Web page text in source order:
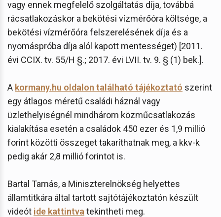
vagy ennek megfelelő szolgáltatás díja, továbbá
rácsatlakozáskor a bekötési vízmérőóra költsége, a
bekötési vízmérőóra felszerelésének díja és a
nyomáspróba díja alól kapott mentességet) [2011.
évi CCIX. tv. 55/H §.; 2017. évi LVII. tv. 9. § (1) bek.].
A kormany.hu oldalon található tájékoztató szerint
egy átlagos méretű családi háznál vagy
üzlethelyiségnél mindhárom közműcsatlakozás
kialakítása esetén a családok 450 ezer és 1,9 millió
forint közötti összeget takaríthatnak meg, a kkv-k
pedig akár 2,8 millió forintot is.
Bartal Tamás, a Miniszterelnökség helyettes
államtitkára által tartott sajtótájékoztatón készült
videót ide kattintva tekintheti meg.